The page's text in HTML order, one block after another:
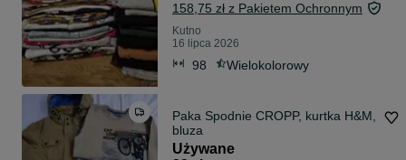
158,75 zł z Pakietem Ochronnym
Kutno
16 lipca 2026
98 Wielokolorowy
Paka Spodnie CROPP, kurtka H&M,
bluza
Używane